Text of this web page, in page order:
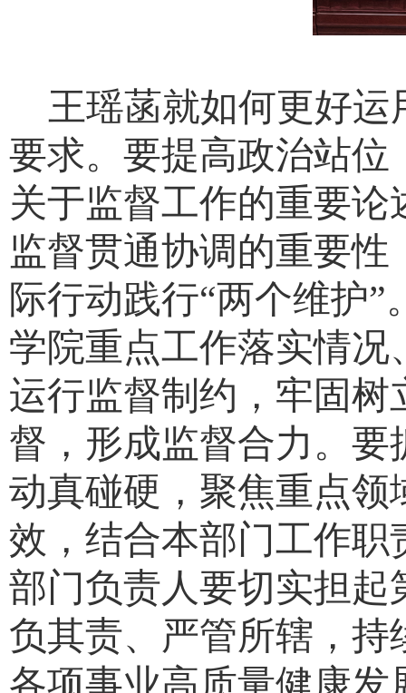
王瑶菡就如何更好
要求。要提高政治站
关于监督工作的重要
监督贯通协调的重要
际行动践行“两个维护”
学院重点工作落实情
运行监督制约，牢固树
督，形成监督合力。
动真碰硬，聚焦重点
效，结合本部门工作
部门负责人要切实担
负其责、严管所辖，
各项事业高质量健康发